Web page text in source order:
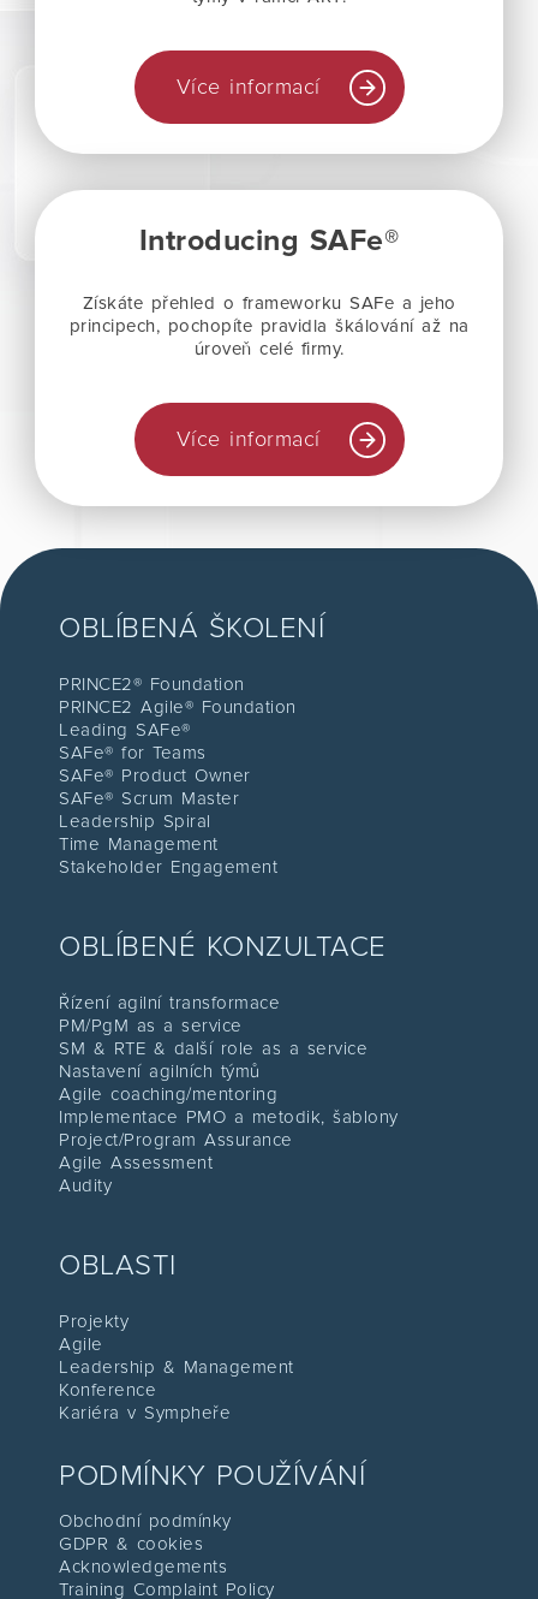
Více informací
Introducing SAFe®
Získáte přehled o frameworku SAFe a jeho
principech, pochopíte pravidla škálování až na
úroveň celé firmy.
Více informací
OBLÍBENÁ ŠKOLENÍ
PRINCE2® Foundation
PRINCE2 Agile® Foundation
Leading SAFe®
SAFe® for Teams
SAFe® Product Owner
SAFe® Scrum Master
Leadership Spiral
Time Management
Stakeholder Engagement
OBLÍBENÉ KONZULTACE
Řízení agilní transformace
PM/PgM as a service
SM & RTE & další role as a service
Nastavení agilních týmů
Agile coaching/mentoring
Implementace PMO a metodik, šablony
Project/Program Assurance
Agile Assessment
Audity
OBLASTI
Projekty
Agile
Leadership & Management
Konference
Kariéra v Sympheře
PODMÍNKY POUŽÍVÁNÍ
Obchodní podmínky
GDPR & cookies
Acknowledgements
Training Complaint Policy